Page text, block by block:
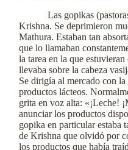
Las gopikas
Krishna. Se deprimieron
Mathura. Estaban tan
que lo llamaban
la tarea en la que
llevaba sobre la cabeza
Se dirigía al mercado con
productos lácteos.
grita en voz alta: «¡Leche!
anunciar los productos
gopika en particular estaba
de Krishna que olvidó por
los productos que había